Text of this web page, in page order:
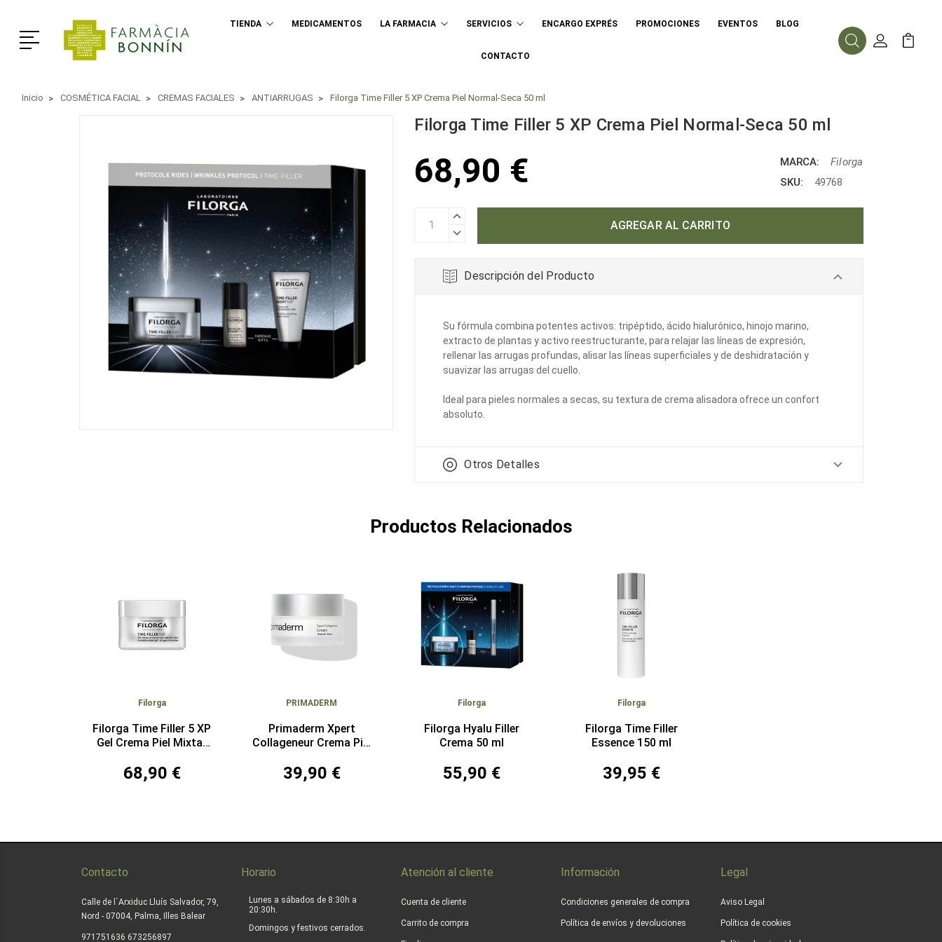
Menú
TIENDA MEDICAMENTOS LA FARMACIA SERVICIOS ENCARGO EXPRÉS PROMOCIONES EVENTOS BLOG
CONTACTO
BuscarMi Cuenta
Mi
Inicio COSMÉTICA FACIAL CREMAS FACIALES ANTIARRUGAS Filorga Time Filler 5 XP Crema Piel Normal-Seca 50 ml
Filorga Time Filler 5 XP Crema Piel Normal-Seca 50 ml
68,90 €
AUMENTAR
DISMINUIR
CANTIDAD:
MARCA:
Filorga
SKU:
49768
Descripción del Producto
Su fórmula combina potentes activos: tripéptido, ácido hialurónico, hinojo marino,
extracto de plantas y activo reestructurante, para relajar las líneas de expresión,
rellenar las arrugas profundas, alisar las líneas superficiales y de deshidratación y
suavizar las arrugas del cuello.
Ideal para pieles normales a secas, su textura de crema alisadora ofrece un confort
absoluto.
Otros Detalles
Productos Relacionados
Filorga
Filorga Time Filler 5 XP
Gel Crema Piel Mixta-
68,90 €
PRIMADERM
Primaderm Xpert
Collageneur Crema Piel
39,90 €
Filorga
Filorga Hyalu Filler
Crema 50 ml
55,90 €
Filorga
Filorga Time Filler
Essence 150 ml
39,95 €
Contacto
Calle de l´Arxiduc Lluís Salvador, 79,
Nord - 07004, Palma, Illes Balear
971751636 673256897
Horario
Lunes a sábados de 8:30h a
20:30h.
Domingos y festivos cerrados.
Atención al cliente
Cuenta de cliente
Carrito de compra
Información
Condiciones generales de compra
Política de envíos y devoluciones
Legal
Aviso Legal
Política de cookies